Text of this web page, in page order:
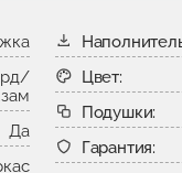
Да
Цвет:
Подушки:
Гарантия: